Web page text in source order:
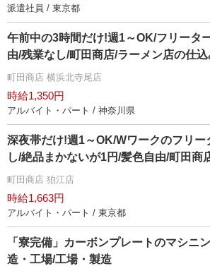
派遣社員 / 東京都
午前中の3時間だけ!週1～OK/フリータ
由/残業なし/町田商店/ラーメン店の仕
町田商店 横浜北寺尾店
時給1,350円
アルバイト・パート / 神奈川県
深夜帯だけ!週1～OK/Wワークのフリー
し/絶品まかないが1円/髪色自由/町田商
町田商店 狛江店
時給1,663円
アルバイト・パート / 東京都
「寮完備」カーボンプレートのマシニ
造・工場/工場・製造